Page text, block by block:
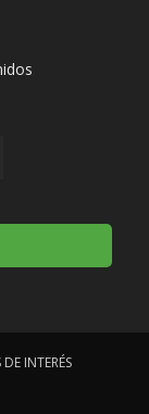
DE INTERÉS